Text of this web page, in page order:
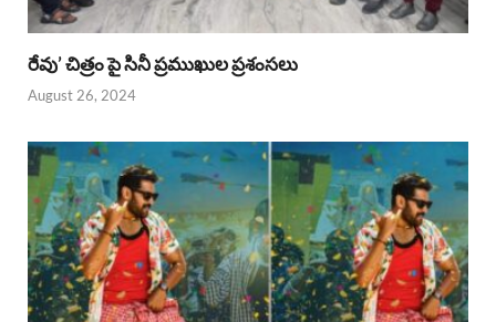
రేవు’ చిత్రం పై సినీ ప్రముఖుల ప్రశంసలు
August 26, 2024